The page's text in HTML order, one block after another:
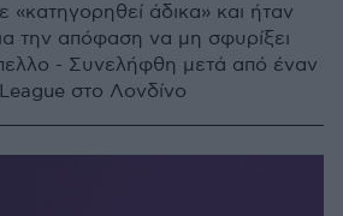
«κατηγορηθεί άδικα» και ήταν
την απόφαση να μη σφυρίξει
- Συνελήφθη μετά από έναν
στο Λονδίνο